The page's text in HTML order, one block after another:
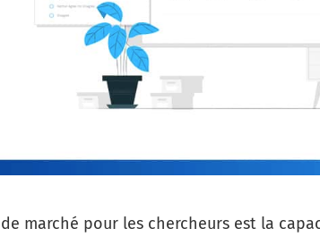
marché pour les chercheurs est la